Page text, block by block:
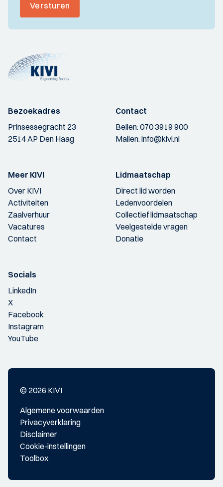
Versturen
Bezoekadres
Prinsessegracht 23
2514 AP Den Haag
Contact
Bellen:070 3919 900
Mailen:info@kivi.nl
Meer KIVI
Over KIVI
Activiteiten
Zaalverhuur
Vacatures
Contact
Lidmaatschap
Direct lid worden
Ledenvoordelen
Collectief lidmaatschap
Veelgestelde vragen
Donatie
Socials
LinkedIn
X
Facebook
Instagram
YouTube
© 2026 KIVI
Algemene voorwaarden
Privacyverklaring
Disclaimer
Cookie-instellingen
Toolbox